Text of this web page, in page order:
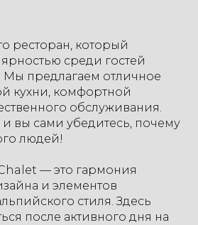
ресторан, который
среди гостей
предлагаем отличное
кухни, комфортной
обслуживания.
вы сами убедитесь, почему
людей!
— это гармония
и элементов
стиля. Здесь
после активного дня на